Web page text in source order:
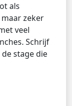
als
zeker
veel
Schrijf
stage die